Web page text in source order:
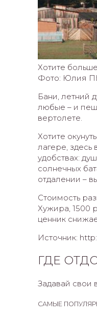
Хотите
Фото: Юлия
Бани, летний
любые – и
вертолете.
Хотите
лагере,
удобствах:
солнечных
отдалении –
Стоимость
Хужира, 1500
ценник
Источник:
ГДЕ
Задавай свои
САМЫЕ